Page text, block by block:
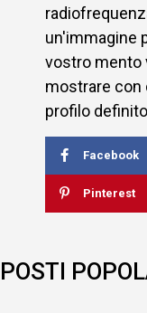
un'immagine
vostro mento
mostrare con
profilo
Facebook
Pinterest
POSTI